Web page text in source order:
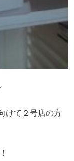
けて２号店の方